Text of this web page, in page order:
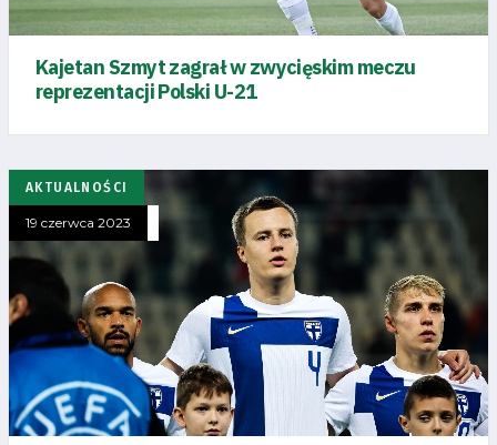
Kajetan Szmyt zagrał w zwycięskim meczu
reprezentacji Polski U-21
AKTUALNOŚCI
19 czerwca 2023